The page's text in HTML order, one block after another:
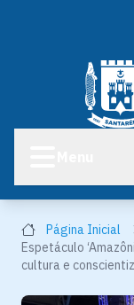
Página Inicial
Espetáculo
cultura e